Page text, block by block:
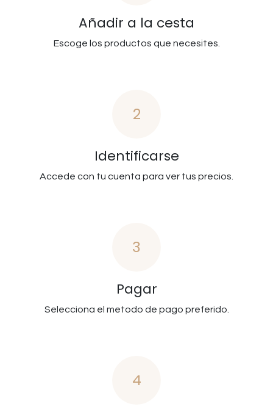
Añadir a la cesta
Escoge los productos que necesites.
2
Identificarse
Accede con tu cuenta para ver tus precios.
3
Pagar
Selecciona el metodo de pago preferido.
4